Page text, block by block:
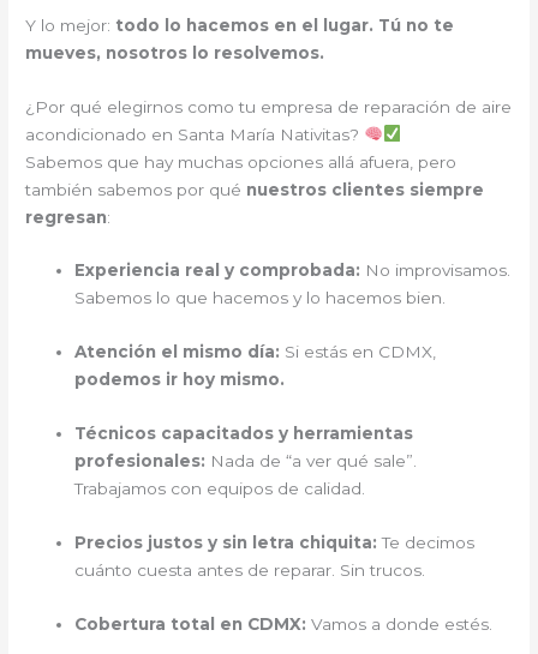
Y lo mejor: todo lo hacemos en el lugar. Tú no te
mueves, nosotros lo resolvemos.
¿Por qué elegirnos como tu empresa de reparación de aire
acondicionado en Santa María Nativitas?
Sabemos que hay muchas opciones allá afuera, pero
también sabemos por qué nuestros clientes siempre
regresan:
Experiencia real y comprobada: No improvisamos.
Sabemos lo que hacemos y lo hacemos bien.
Atención el mismo día: Si estás en CDMX,
podemos ir hoy mismo.
Técnicos capacitados y herramientas
profesionales: Nada de “a ver qué sale”.
Trabajamos con equipos de calidad.
Precios justos y sin letra chiquita: Te decimos
cuánto cuesta antes de reparar. Sin trucos.
Cobertura total en CDMX: Vamos a donde estés.